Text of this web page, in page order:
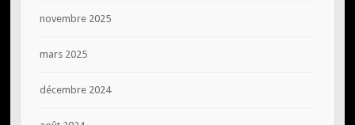
novembre 2025
mars 2025
décembre 2024